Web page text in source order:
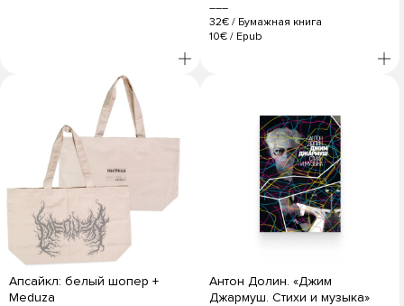
32€ / Бумажная книга
10€ / Epub
Апсайкл: белый шопер +
Meduza
Антон Долин. «Джим
Джармуш. Стихи и музыка»